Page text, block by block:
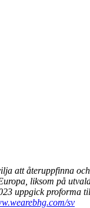
att återuppfinna
liksom på
uppgick
sv